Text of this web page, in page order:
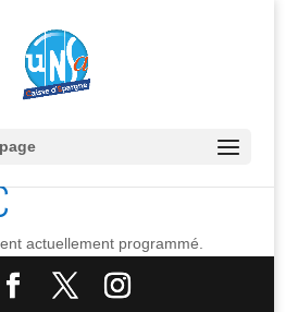
actuellement programmé.